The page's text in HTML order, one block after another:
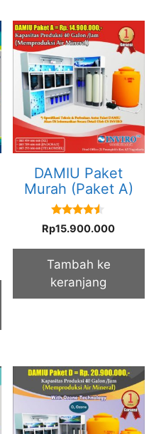
DAMIU Paket
Murah (Paket A)
4.33
out of 5
Rp15.900.000
Tambah ke
keranjang